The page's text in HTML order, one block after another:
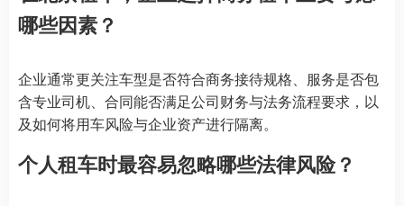
哪些因素？
企业通常更关注车型是否符合商务接待规格、服务是否包
含专业司机、合同能否满足公司财务与法务流程要求，以
及如何将用车风险与企业资产进行隔离。
个人租车时最容易忽略哪些法律风险？